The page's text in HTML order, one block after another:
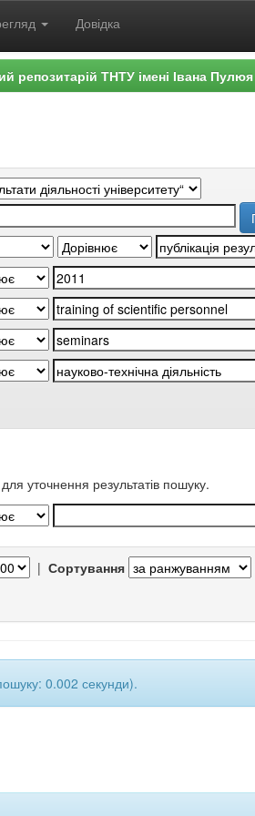
Довідка
репозитарій ТНТУ імені Івана Пулюя
уточнення результатів пошуку.
| Сортування
0.002 секунди).